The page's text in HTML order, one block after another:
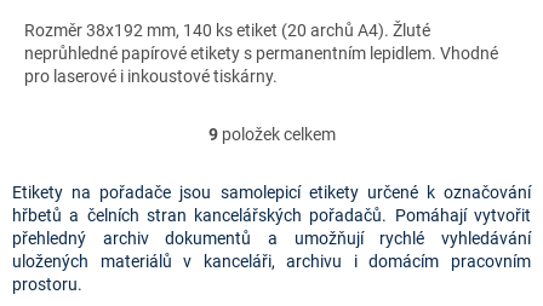
Rozměr 38x192 mm, 140 ks etiket (20 archů A4). Žluté
neprůhledné papírové etikety s permanentním lepidlem. Vhodné
pro laserové i inkoustové tiskárny.
O
l
á
d
a
9položek celkem
Etikety na pořadače jsou samolepicí etikety určené k označování
hřbetů a čelních stran kancelářských pořadačů. Pomáhají vytvořit
přehledný archiv dokumentů a umožňují rychlé vyhledávání
uložených materiálů v kanceláři, archivu i domácím pracovním
prostoru.